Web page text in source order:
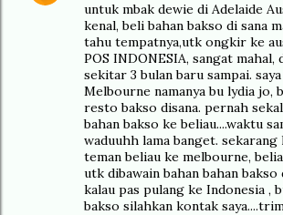
untuk mbak dewie di Adelaide
kenal, beli bahan bakso di sana
tahu tempatnya,utk ongkir ke
POS INDONESIA, sangat mahal,
sekitar 3 bulan baru sampai.
Melbourne namanya bu lydia jo,
resto bakso disana. pernah
bahan bakso ke beliau....waktu
waduuhh lama banget. sekarang
teman beliau ke melbourne,
utk dibawain bahan bahan bakso
kalau pas pulang ke Indonesia ,
bakso silahkan kontak